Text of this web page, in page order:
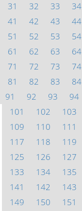
31
32 33 34
41
42 43 44
51
52 53 54
61
62 63 64
71
72 73 74
81
82 83 84
91
92 93 94
101
102 103
109
110 111
117
118 119
125
126 127
133
134 135
141
142 143
149
150 151